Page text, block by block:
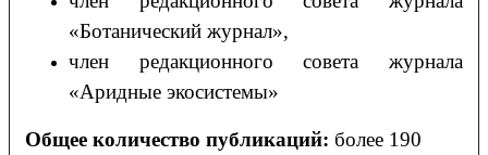
«Ботанический журнал»,
член редакционного совета журнала
«Аридные экосистемы»
Общее количество публикаций: более 190